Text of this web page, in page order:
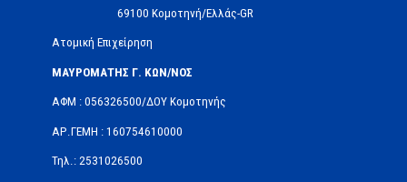
69100 Κομοτηνή/Ελλάς-GR
Ατομική Επιχείρηση
ΜΑΥΡΟΜΑΤΗΣ Γ. ΚΩΝ/ΝΟΣ
ΑΦΜ : 056326500/ΔOΥ Κομοτηνής
ΑΡ.ΓΕΜΗ : 160754610000
Τηλ.: 2531026500